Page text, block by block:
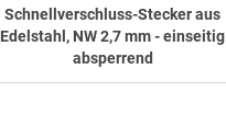
Schnellverschluss-Stecker aus
Edelstahl, NW 2,7 mm - einseitig
absperrend